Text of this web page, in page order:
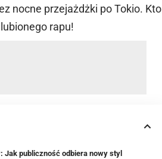
nocne przejażdżki po Tokio. Kto
rapu!
Jak publiczność odbiera nowy styl